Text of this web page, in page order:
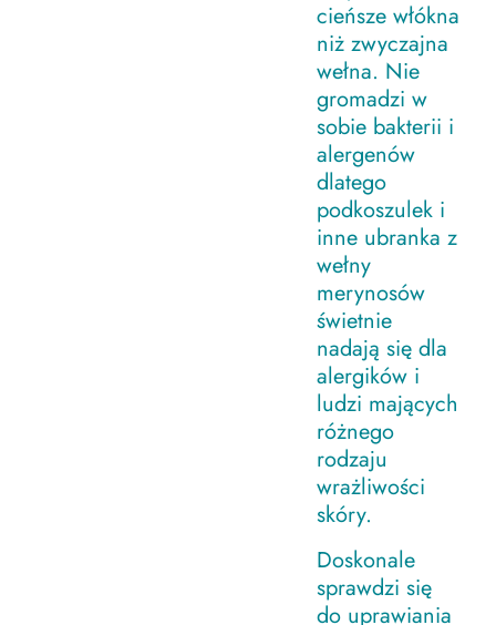
cieńsze włókna
niż zwyczajna
wełna. Nie
gromadzi w
sobie bakterii i
alergenów
dlatego
podkoszulek i
inne ubranka z
wełny
merynosów
świetnie
nadają się dla
alergików i
ludzi mających
różnego
rodzaju
wrażliwości
skóry.
Doskonale
sprawdzi się
do uprawiania